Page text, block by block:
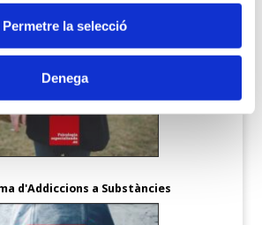
Permetre la selecció
Denega
d'Addiccions a Substàncies